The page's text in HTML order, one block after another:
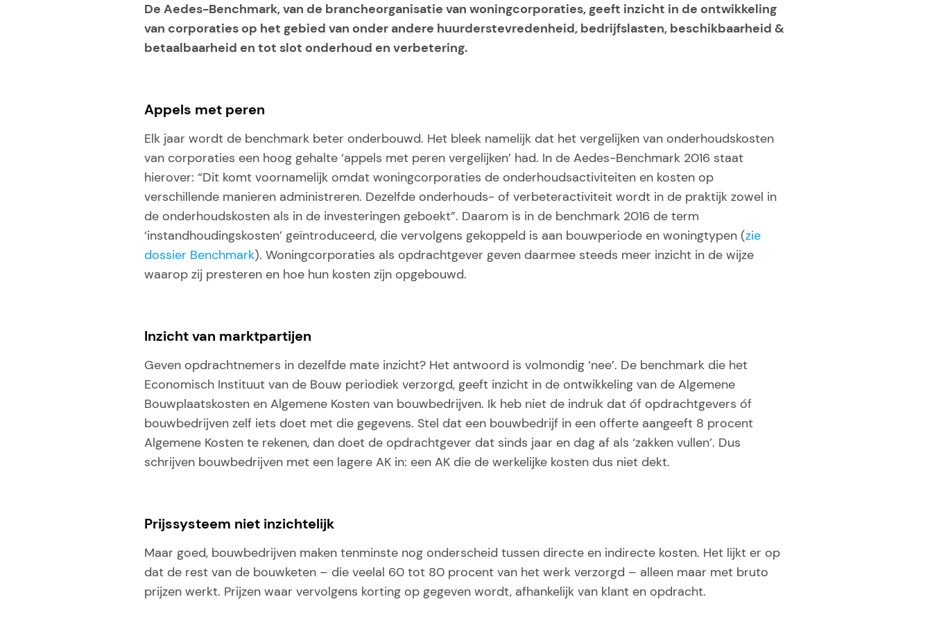
De Aedes-Benchmark, van de brancheorganisatie van woningcorporaties, geeft inzicht in de ontwikkeling
van corporaties op het gebied van onder andere huurderstevredenheid, bedrijfslasten, beschikbaarheid &
betaalbaarheid en tot slot onderhoud en verbetering.
Appels met peren
Elk jaar wordt de benchmark beter onderbouwd. Het bleek namelijk dat het vergelijken van onderhoudskosten
van corporaties een hoog gehalte ‘appels met peren vergelijken’ had. In de Aedes-Benchmark 2016 staat
hierover: “Dit komt voornamelijk omdat woningcorporaties de onderhoudsactiviteiten en kosten op
verschillende manieren administreren. Dezelfde onderhouds- of verbeteractiviteit wordt in de praktijk zowel in
de onderhoudskosten als in de investeringen geboekt”. Daarom is in de benchmark 2016 de term
‘instandhoudingskosten’ geïntroduceerd, die vervolgens gekoppeld is aan bouwperiode en woningtypen (zie
dossier Benchmark). Woningcorporaties als opdrachtgever geven daarmee steeds meer inzicht in de wijze
waarop zij presteren en hoe hun kosten zijn opgebouwd.
Inzicht van marktpartijen
Geven opdrachtnemers in dezelfde mate inzicht? Het antwoord is volmondig ‘nee’. De benchmark die het
Economisch Instituut van de Bouw periodiek verzorgd, geeft inzicht in de ontwikkeling van de Algemene
Bouwplaatskosten en Algemene Kosten van bouwbedrijven. Ik heb niet de indruk dat óf opdrachtgevers óf
bouwbedrijven zelf iets doet met die gegevens. Stel dat een bouwbedrijf in een offerte aangeeft 8 procent
Algemene Kosten te rekenen, dan doet de opdrachtgever dat sinds jaar en dag af als ‘zakken vullen’. Dus
schrijven bouwbedrijven met een lagere AK in: een AK die de werkelijke kosten dus niet dekt.
Prijssysteem niet inzichtelijk
Maar goed, bouwbedrijven maken tenminste nog onderscheid tussen directe en indirecte kosten. Het lijkt er op
dat de rest van de bouwketen – die veelal 60 tot 80 procent van het werk verzorgd – alleen maar met bruto
prijzen werkt. Prijzen waar vervolgens korting op gegeven wordt, afhankelijk van klant en opdracht.